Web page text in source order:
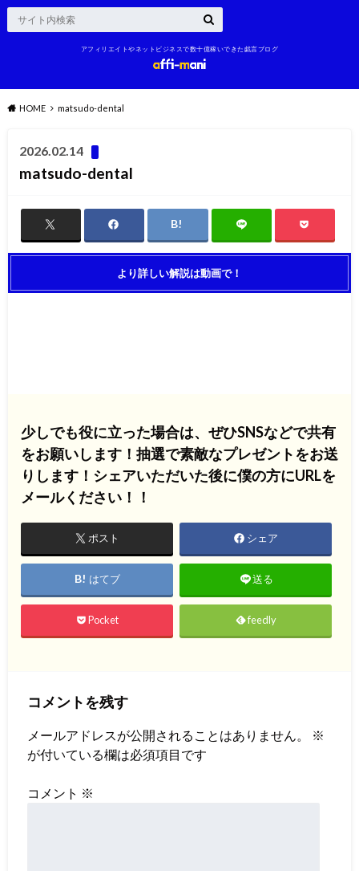
アフィリエイトやネットビジネスで数十億稼いできた戯言ブログ
HOME matsudo-dental
2026.02.14
matsudo-dental
より詳しい解説は動画で！
少しでも役に立った場合は、ぜひSNSなどで共有
をお願いします！抽選で素敵なプレゼントをお送
りします！シェアいただいた後に僕の方にURLを
メールください！！
ポスト シェア
はてブ 送る
Pocket feedly
コメントを残す
メールアドレスが公開されることはありません。
※
が付いている欄は必須項目です
コメント ※